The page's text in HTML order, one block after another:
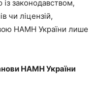
із законодавством,
чи ліцензій,
НАМН України лише
НАМН України